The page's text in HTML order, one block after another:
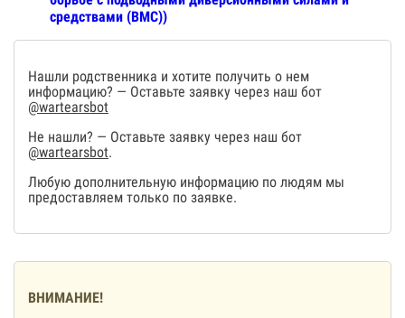
средствами (ВМС))
Нашли родственника и хотите получить о нем
информацию? — Оставьте заявку через наш бот
@wartearsbot
Не нашли? — Оставьте заявку через наш бот
@wartearsbot.
Любую дополнительную информацию по людям мы
предоставляем только по заявке.
ВНИМАНИЕ!